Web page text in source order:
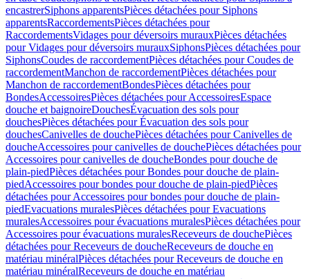
encastrerSiphons apparentsPièces détachées pour Siphons
apparentsRaccordementsPièces détachées pour
RaccordementsVidages pour déversoirs murauxPièces détachées
pour Vidages pour déversoirs murauxSiphonsPièces détachées pour
SiphonsCoudes de raccordementPièces détachées pour Coudes de
raccordementManchon de raccordementPièces détachées pour
Manchon de raccordementBondesPièces détachées pour
BondesAccessoiresPièces détachées pour AccessoiresEspace
douche et baignoireDouchesÉvacuation des sols pour
douchesPièces détachées pour Évacuation des sols pour
douchesCanivelles de douchePièces détachées pour Canivelles de
doucheAccessoires pour canivelles de douchePièces détachées pour
Accessoires pour canivelles de doucheBondes pour douche de
plain-piedPièces détachées pour Bondes pour douche de plain-
piedAccessoires pour bondes pour douche de plain-piedPièces
détachées pour Accessoires pour bondes pour douche de plain-
piedEvacuations muralesPièces détachées pour Evacuations
muralesAccessoires pour évacuations muralesPièces détachées pour
Accessoires pour évacuations muralesReceveurs de douchePièces
détachées pour Receveurs de doucheReceveurs de douche en
matériau minéralPièces détachées pour Receveurs de douche en
matériau minéralReceveurs de douche en matériau